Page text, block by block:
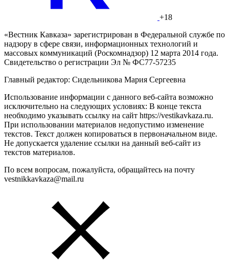
+18
«Вестник Кавказа» зарегистрирован в Федеральной службе по
надзору в сфере связи, информационных технологий и
массовых коммуникаций (Роскомнадзор) 12 марта 2014 года.
Свидетельство о регистрации Эл № ФС77-57235
Главный редактор: Сидельникова Мария Сергеевна
Использование информации с данного веб-сайта возможно
исключительно на следующих условиях: В конце текста
необходимо указывать ссылку на сайт https://vestikavkaza.ru.
При использовании материалов недопустимо изменение
текстов. Текст должен копироваться в первоначальном виде.
Не допускается удаление ссылки на данный веб-сайт из
текстов материалов.
По всем вопросам, пожалуйста, обращайтесь на почту
vestnikkavkaza@mail.ru